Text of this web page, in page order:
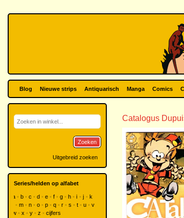
Blog Nieuwe strips Antiquarisch Manga Comics
Catalogus
Zoeken
Uitgebreid zoeken
Series/helden op alfabet
a b c d e f g h i j
k
m n o p q r s t u
v
w
x y z cijfers